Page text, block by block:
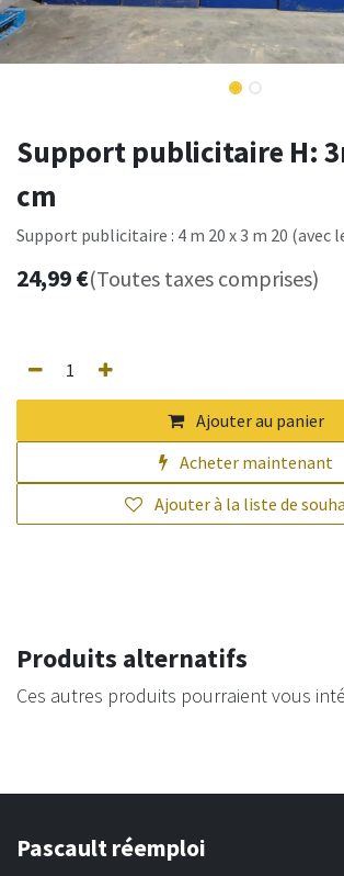
Support publicitaire H:
cm
Support publicitaire : 4 m 20 x 3 m 20 (avec
24,99€(Toutes taxes comprises)
Ajouter au panier
Acheter maintenant
Ajouter à la liste de
Produits alternatifs
Ces autres produits pourraient vous
Pascault réemploi